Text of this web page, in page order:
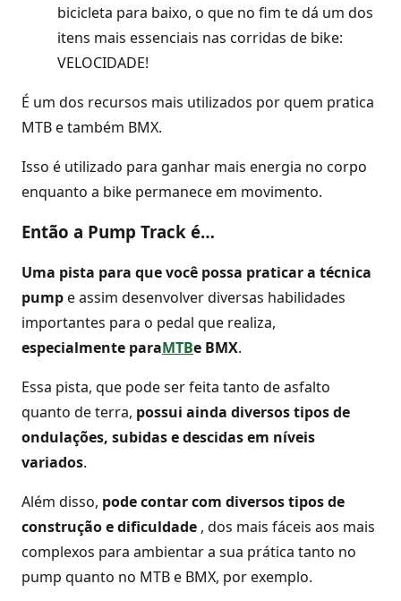
bicicleta para baixo, o que no fim te dá um dos
itens mais essenciais nas corridas de bike:
VELOCIDADE!
É um dos recursos mais utilizados por quem pratica
MTB e também BMX.
Isso é utilizado para ganhar mais energia no corpo
enquanto a bike permanece em movimento.
Então a Pump Track é…
Uma pista para que você possa praticar a técnica
pumpe assim desenvolver diversas habilidades
importantes para o pedal que realiza,
especialmente paraMTBe BMX.
Essa pista, que pode ser feita tanto de asfalto
quanto de terra, possui ainda diversos tipos de
ondulações, subidas e descidas em níveis
variados.
Além disso, pode contar com diversos tipos de
construção e dificuldade , dos mais fáceis aos mais
complexos para ambientar a sua prática tanto no
pump quanto no MTB e BMX, por exemplo.